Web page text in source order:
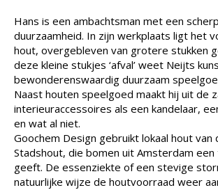
Hans is een ambachtsman met een
duurzaamheid. In zijn werkplaats ligt het
hout, overgebleven van grotere stukken
deze kleine stukjes ‘afval’ weet Neijts
bewonderenswaardig duurzaam
Naast houten speelgoed maakt hij uit de
interieuraccessoires als een kandelaar,
en wat al niet.
Goochem Design gebruikt lokaal hout van
Stadshout, die bomen uit Amsterdam
geeft. De essenziekte of een stevige
natuurlijke wijze de houtvoorraad weer